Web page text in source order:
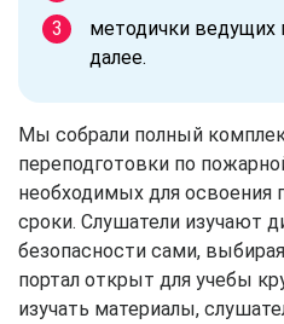
методички ведущих
далее.
Мы собрали полный
переподготовки по
необходимых для освоения
сроки. Слушатели изучают
безопасности сами,
портал открыт для учебы
изучать материалы,